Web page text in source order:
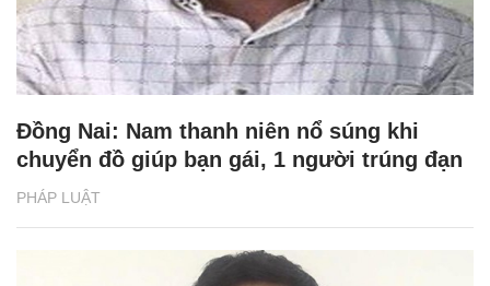
PHÁP LUẬT
Đồng Nai: Nam thanh niên nổ súng khi
chuyển đồ giúp bạn gái, 1 người trúng đạn